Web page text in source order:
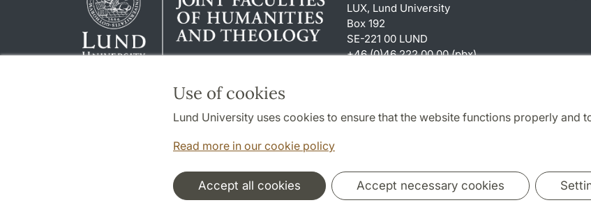
Use of cookies
Lund University uses cookies to ensure that the website functions properly and
Read more in our cookie policy
Accept all cookies Accept necessary cookies
LUX, Lund University
Box 192
SE-221 00 LUND
+46 (0)46 222 00 00 (pbx)